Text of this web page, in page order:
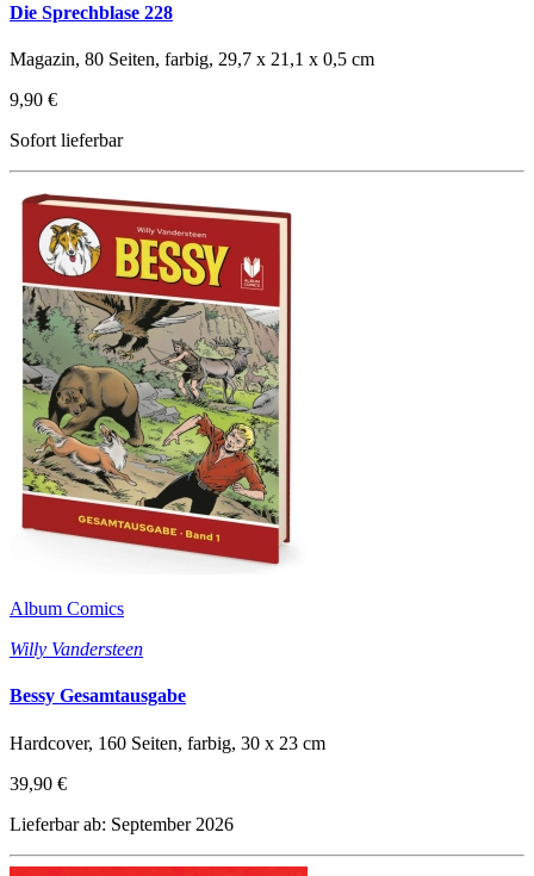
Die Sprechblase 228
Magazin, 80 Seiten, farbig, 29,7 x 21,1 x 0,5 cm
9,90 €
Sofort lieferbar
Album Comics
Willy Vandersteen
Bessy Gesamtausgabe
Hardcover, 160 Seiten, farbig, 30 x 23 cm
39,90 €
Lieferbar ab: September 2026